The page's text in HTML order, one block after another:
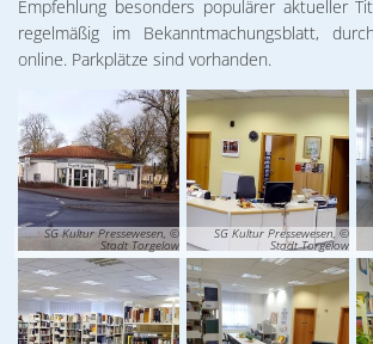
Empfehlung besonders populärer aktueller
regelmäßig im Bekanntmachungsblatt,
online. Parkplätze sind vorhanden.
SG Kultur Pressewesen, ©
Stadt Torgelow
SG Kultur Pressewesen, ©
Stadt Torgelow